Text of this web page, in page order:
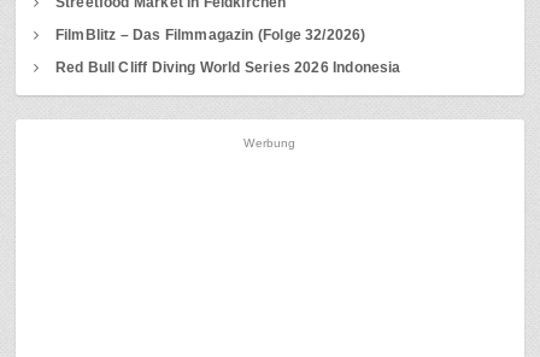
FilmBlitz – Das Filmmagazin (Folge 32/2026)
Red Bull Cliff Diving World Series 2026 Indonesia
Werbung